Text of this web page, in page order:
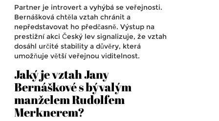
Partner je introvert a vyhýbá se veřejnosti.
Bernášková chtěla vztah chránit a
nepředstavovat ho předčasně. Výstup na
prestižní akci Český lev signalizuje, že vztah
dosáhl určité stability a důvěry, která
umožňuje větší veřejnou viditelnost.
Jaký je vztah Jany
Bernáškové s bývalým
manželem Rudolfem
Merknerem?